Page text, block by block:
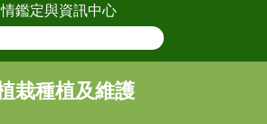
鑑定與資訊中心
栽種植及維護